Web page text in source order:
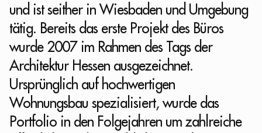
und ist seither in Wiesbaden und Umgebung
tätig. Bereits das erste Projekt des Büros
wurde 2007 im Rahmen des Tags der
Architektur Hessen ausgezeichnet.
Ursprünglich auf hochwertigen
Wohnungsbau spezialisiert, wurde das
Portfolio in den Folgejahren um zahlreiche